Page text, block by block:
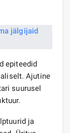
epiteedid
Ajutine
suurusel
ja